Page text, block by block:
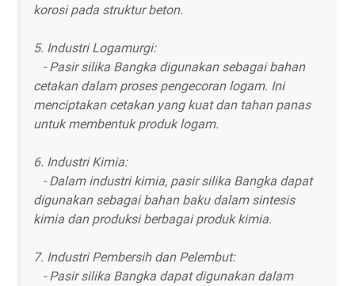
korosi pada struktur beton.
5. Industri Logamurgi:
- Pasir silika Bangka digunakan sebagai bahan
cetakan dalam proses pengecoran logam. Ini
menciptakan cetakan yang kuat dan tahan panas
untuk membentuk produk logam.
6. Industri Kimia:
- Dalam industri kimia, pasir silika Bangka dapat
digunakan sebagai bahan baku dalam sintesis
kimia dan produksi berbagai produk kimia.
7. Industri Pembersih dan Pelembut:
- Pasir silika Bangka dapat digunakan dalam